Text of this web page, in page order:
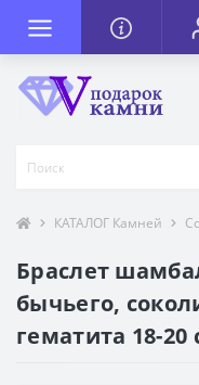
КАТАЛОГ Камней
Браслет
бычьего,
гематита 18-20